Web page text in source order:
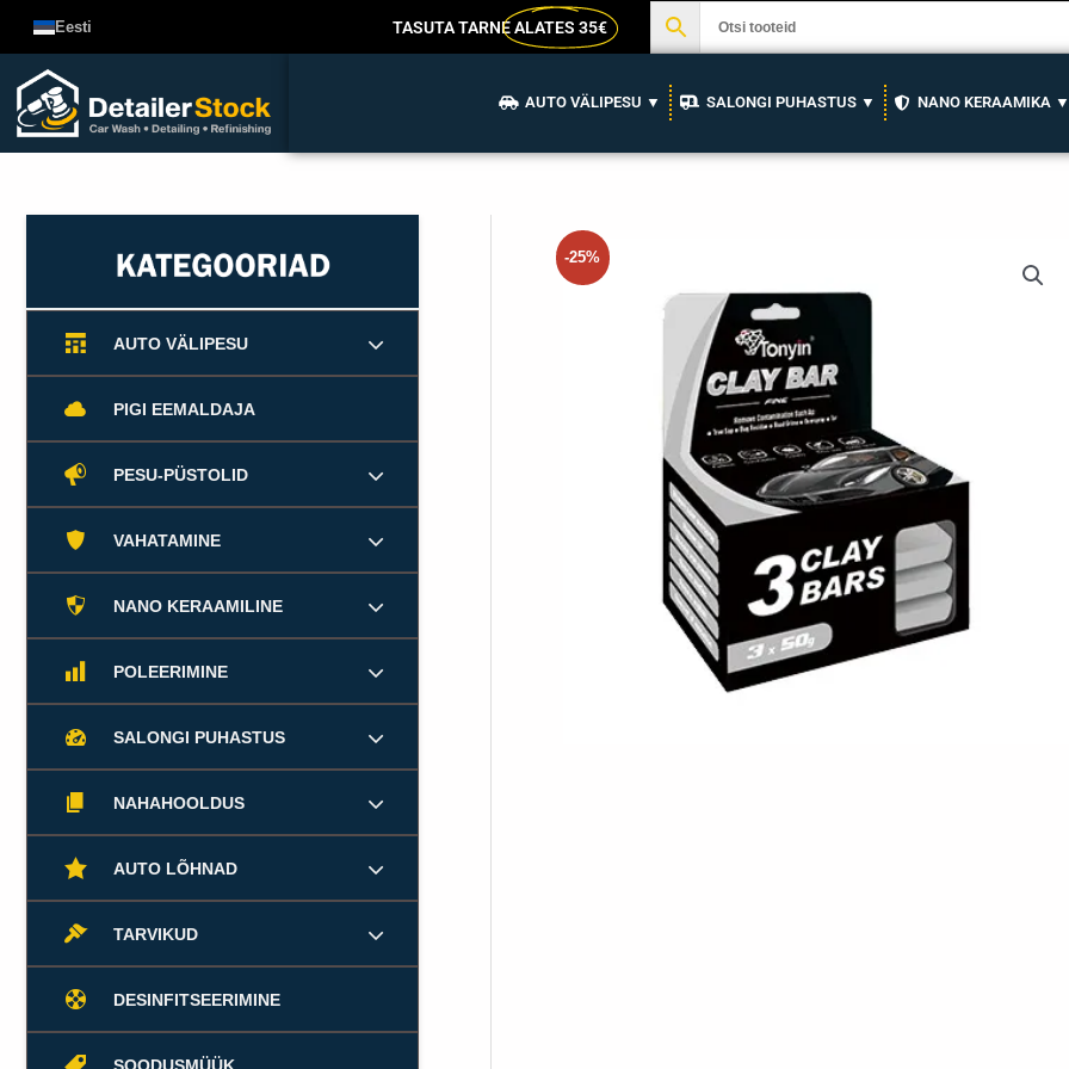
juurde
Eesti TASUTA TARNEALATES 35€
AUTO VÄLIPESU ▼ SALONGI PUHASTUS ▼ NANO KERAAMIKA ▼
AUTO VÄLIPESU
PIGI EEMALDAJA
PESU-PÜSTOLID
VAHATAMINE
NANO KERAAMILINE
POLEERIMINE
SALONGI PUHASTUS
NAHAHOOLDUS
AUTO LÕHNAD
TARVIKUD
DESINFITSEERIMINE
-25%